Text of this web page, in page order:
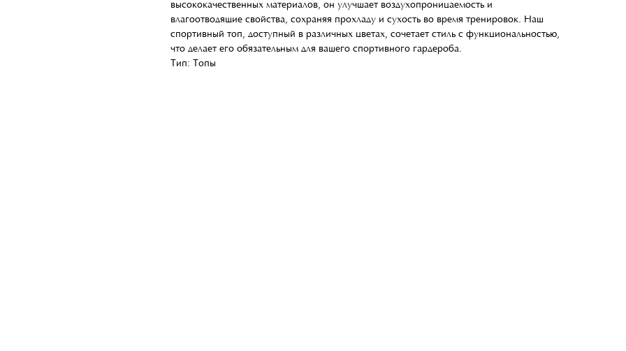
высококачественных материалов, он улучшает воздухопроницаемость и
влагоотводящие свойства, сохраняя прохладу и сухость во время тренировок. Наш
спортивный топ, доступный в различных цветах, сочетает стиль с функциональностью,
что делает его обязательным для вашего спортивного гардероба.
Тип: Топы